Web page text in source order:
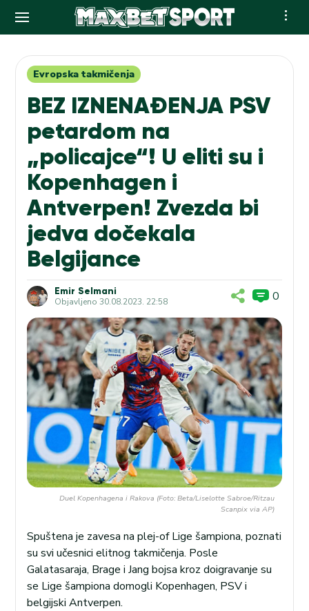
contentEvropska takmičenja
BEZ IZNENAĐENJA PSV
petardom na
„policajce“! U eliti su i
Kopenhagen i
Antverpen! Zvezda bi
jedva dočekala
Belgijance
Emir Selmani
Objavljeno30.08.2023. 22:58 0
Duel Kopenhagena i Rakova (Foto: Beta/Liselotte Sabroe/Ritzau
Scanpix via AP)
Spuštena je zavesa na plej-of Lige šampiona, poznati
su svi učesnici elitnog takmičenja. Posle
Galatasaraja, Brage i Jang bojsa kroz doigravanje su
se Lige šampiona domogli Kopenhagen, PSV i
belgijski Antverpen.